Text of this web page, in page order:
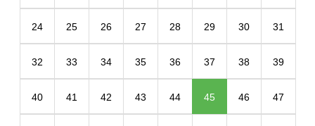
24 25 26 27 28 29 30 31
32 33 34 35 36 37 38 39
40 41 42 43 44 45 46 47